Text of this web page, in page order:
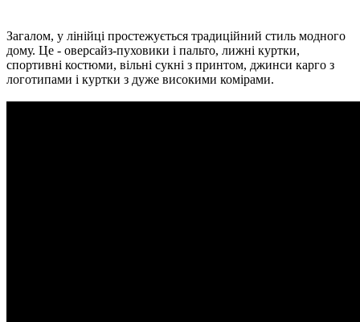
Загалом, у лінійці простежується традиційний стиль модного
дому. Це - оверсайз-пуховики і пальто, лижні куртки,
спортивні костюми, вільні сукні з принтом, джинси карго з
логотипами і куртки з дуже високими комірами.